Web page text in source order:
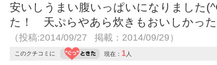
安いしうまい腹いっぱいになりました
た！ 天ぷらやあら炊きもおいしかっ
（投稿:2014/09/27 掲載：2014/09/29）
このクチコミに 現在： 1 人